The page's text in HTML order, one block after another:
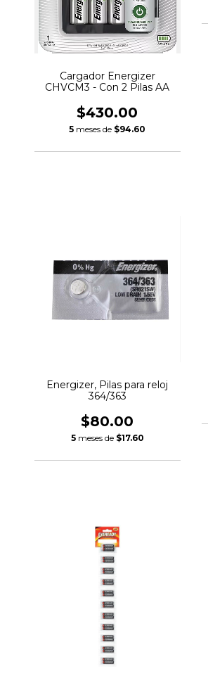
Cargador Energizer
CHVCM3 - Con 2 Pilas AA
$430.00
5 meses de $94.60
Energizer, Pilas para reloj
364/363
$80.00
5 meses de $17.60